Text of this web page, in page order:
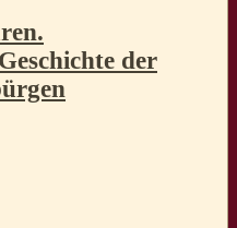
der